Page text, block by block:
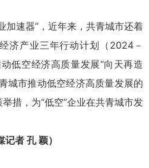
加速器”，近年来，共青城市还着
济产业三年行动计划（2024－
低空经济高质量发展“向天再造
城市推动低空经济高质量发展的
措，为“低空”企业在共青城市发
记者 孔 颖）